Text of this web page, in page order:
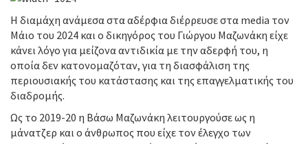
Η διαμάχη ανάμεσα στα αδέρφια διέρρευσε στα media τον
Μάιο του 2024 και ο δικηγόρος του Γιώργου Μαζωνάκη είχε
κάνει λόγο για μείζονα αντιδικία με την αδερφή του, η
οποία δεν κατονομαζόταν, για τη διασφάλιση της
περιουσιακής του κατάστασης και της επαγγελματικής του
διαδρομής.
Ως το 2019-20 η Βάσω Μαζωνάκη λειτουργούσε ως η
μάνατζερ και ο άνθρωπος που είχε τον έλεγχο των